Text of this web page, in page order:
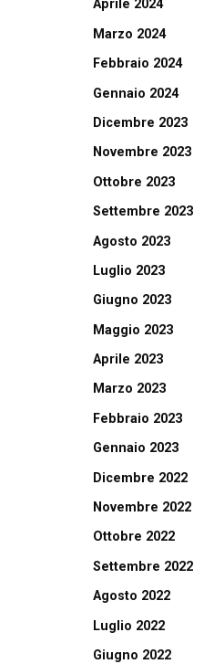
Aprile 2024
Marzo 2024
Febbraio 2024
Gennaio 2024
Dicembre 2023
Novembre 2023
Ottobre 2023
Settembre 2023
Agosto 2023
Luglio 2023
Giugno 2023
Maggio 2023
Aprile 2023
Marzo 2023
Febbraio 2023
Gennaio 2023
Dicembre 2022
Novembre 2022
Ottobre 2022
Settembre 2022
Agosto 2022
Luglio 2022
Giugno 2022